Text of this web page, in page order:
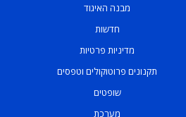
מבנה האיגוד
חדשות
מדיניות פרטיות
תקנונים פרוטוקולים וטפסים
שופטים
מערכת